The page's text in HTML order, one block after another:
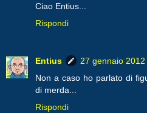
Ciao Entius...
Rispondi
Entius
27 gennaio
Non a caso ho parlato di
di merda...
Rispondi